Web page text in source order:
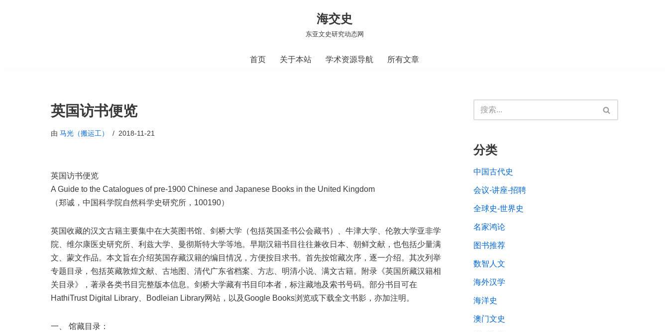
海交史
东亚文史研究动态网
首页 关于本站 学术资源导航 所有文章
英国访书便览
由 马光（搬运工） 2018-11-21
英国访书便览
A Guide to the Catalogues of pre-1900 Chinese and Japanese Books in the United Kingdom
（郑诚，中国科学院自然科学史研究所，100190）
英国收藏的汉文古籍主要集中在大英图书馆、剑桥大学（包括英国圣书公会藏书）、牛津大学、伦敦大学亚非学
院、维尔康医史研究所、利兹大学、曼彻斯特大学等地。早期汉籍书目往往兼收日本、朝鲜文献，也包括少量满
文、蒙文作品。本文旨在介绍英国存藏汉籍的编目情况，方便按目求书。首先按馆藏次序，逐一介绍。其次列举
专题目录，包括英藏敦煌文献、古地图、清代广东省档案、方志、明清小说、满文古籍。附录《英国所藏汉籍相
关目录》，著录各类书目完整版本信息。剑桥大学藏有书目印本者，标注藏地及索书号码。部分书目可在
HathiTrust Digital Library、Bodleian Library网站，以及Google Books浏览或下载全文书影，亦加注明。
一、 馆藏目录：
分类
中国古代史
会议-讲座-招聘
全球史-世界史
名家鸿论
图书推荐
数智人文
海外汉学
海洋史
澳门文史